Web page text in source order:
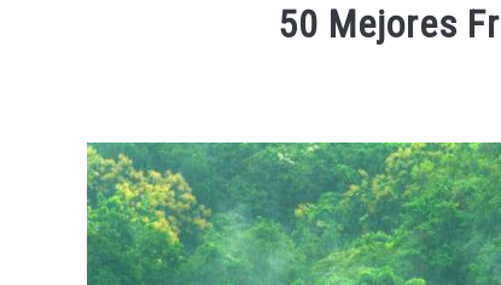
50 Mejores
in
Frases